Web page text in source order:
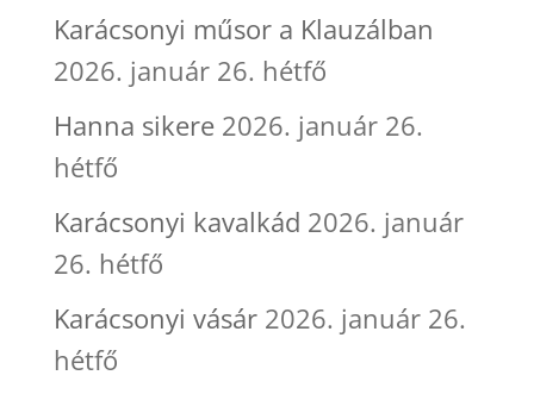
Karácsonyi műsor a Klauzálban
2026. január 26. hétfő
Hanna sikere 2026. január 26.
hétfő
Karácsonyi kavalkád 2026. január
26. hétfő
Karácsonyi vásár 2026. január 26.
hétfő